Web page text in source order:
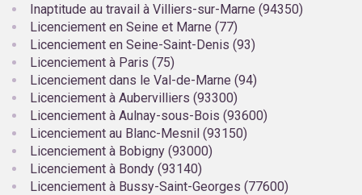
Inaptitude au travail à Villiers-sur-Marne (94350)
Licenciement en Seine et Marne (77)
Licenciement en Seine-Saint-Denis (93)
Licenciement à Paris (75)
Licenciement dans le Val-de-Marne (94)
Licenciement à Aubervilliers (93300)
Licenciement à Aulnay-sous-Bois (93600)
Licenciement au Blanc-Mesnil (93150)
Licenciement à Bobigny (93000)
Licenciement à Bondy (93140)
Licenciement à Bussy-Saint-Georges (77600)